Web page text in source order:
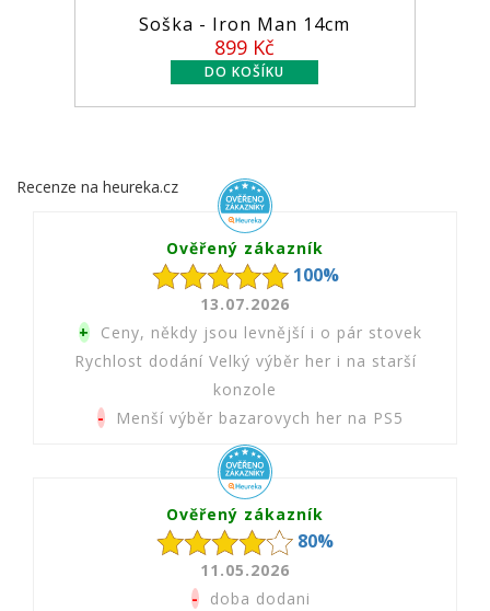
Soška - Iron Man 14cm
899 Kč
Recenze na heureka.cz
Ověřený zákazník
100%
13.07.2026
+ Ceny, někdy jsou levnější i o pár stovek
Rychlost dodání Velký výběr her i na starší
konzole
- Menší výběr bazarovych her na PS5
Ověřený zákazník
80%
11.05.2026
-doba dodani